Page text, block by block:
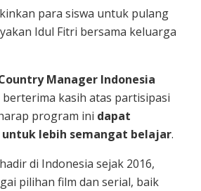
para siswa untuk pulang
Idul Fitri bersama keluarga
Manager Indonesia
berterima kasih atas partisipasi
program ini dapat
lebih semangat belajar.
di Indonesia sejak 2016,
pilihan film dan serial, baik